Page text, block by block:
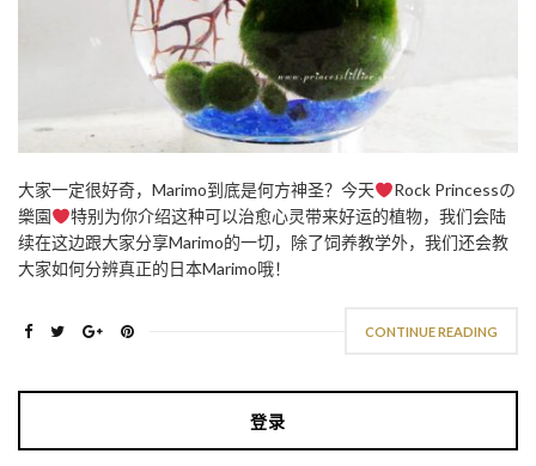
大家一定很好奇，Marimo到底是何方神圣？今天
Rock Princessの
樂園
特别为你介绍这种可以治愈心灵带来好运的植物，我们会陆
续在这边跟大家分享Marimo的一切，除了饲养教学外，我们还会教
大家如何分辨真正的日本Marimo哦！
CONTINUE READING
登录